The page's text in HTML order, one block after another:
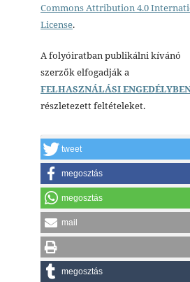
Commons Attribution 4.0
License.
A folyóiratban publikálni kívánó
szerzők elfogadják a
FELHASZNÁLÁSI
részletezett feltételeket.
tweet
megosztás
megosztás
mail
megosztás